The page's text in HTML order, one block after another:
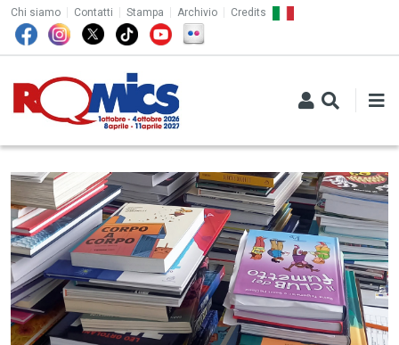
Salta al contenuto principale
TOP MENU
Chi siamo Contatti Stampa Archivio Credits